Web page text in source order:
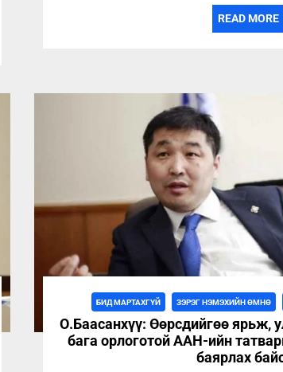
READ MORE
БИД МАРТАХГҮЙ ЗЭРЭГ НЭМЭХИЙН ӨМНӨ
О.Баасанхүү: Өөрсдийгөө ярьж,
бага орлоготой ААН-ийн
баярлах